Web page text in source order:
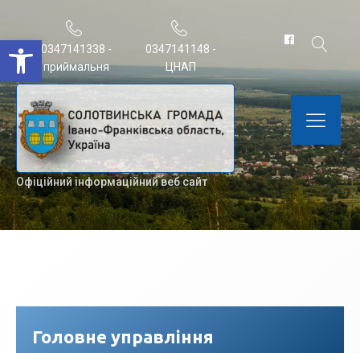
Відкрити Панель інструментів
0347141338 -
приймальня
0347141148 -
ЦНАП
Офіційний інформаційний веб сайт
Головне управління